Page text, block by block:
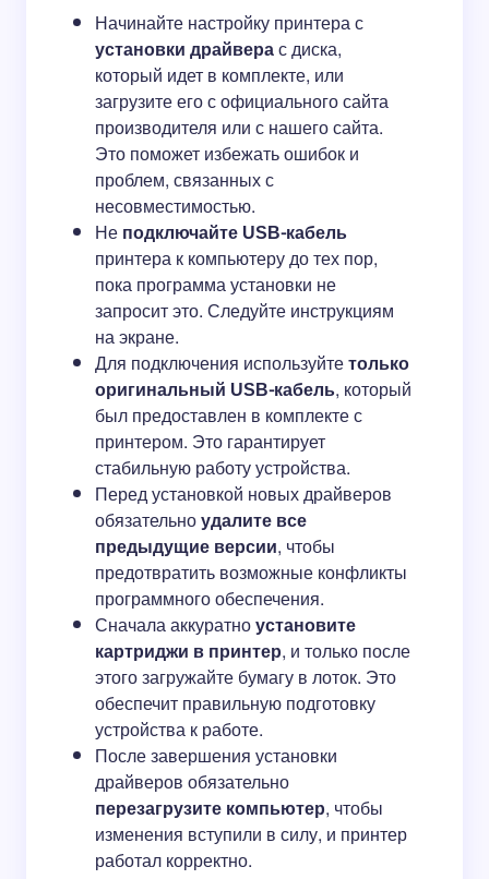
Начинайте настройку принтера с
установки драйверас диска,
который идет в комплекте, или
загрузите его с официального сайта
производителя или с нашего сайта.
Это поможет избежать ошибок и
проблем, связанных с
несовместимостью.
Неподключайте USB-кабель
принтера к компьютеру до тех пор,
пока программа установки не
запросит это. Следуйте инструкциям
на экране.
Для подключения используйтетолько
оригинальный USB-кабель, который
был предоставлен в комплекте с
принтером. Это гарантирует
стабильную работу устройства.
Перед установкой новых драйверов
обязательноудалите все
предыдущие версии, чтобы
предотвратить возможные конфликты
программного обеспечения.
Сначала аккуратноустановите
картриджи в принтер, и только после
этого загружайте бумагу в лоток. Это
обеспечит правильную подготовку
устройства к работе.
После завершения установки
драйверов обязательно
перезагрузите компьютер, чтобы
изменения вступили в силу, и принтер
работал корректно.